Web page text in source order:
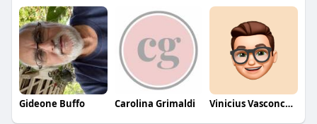
Gideone Buffo Carolina Grimaldi Vinicius Vasconcelos